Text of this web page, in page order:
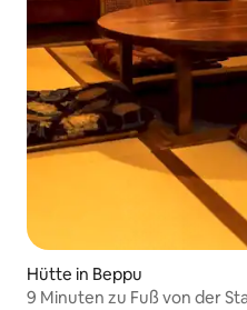
Hütte in Beppu
9 Minuten zu Fuß von der